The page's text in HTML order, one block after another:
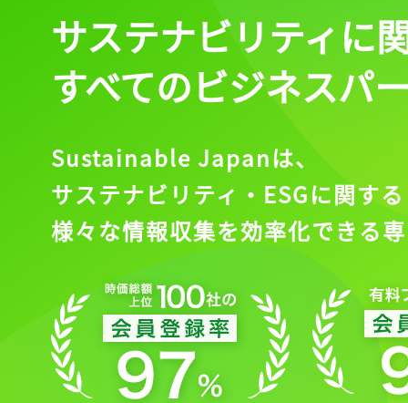
サステナビリティに
すべてのビジネスパ
Sustainable Japanは、
サステナビリティ・ESGに関する
様々な情報収集を効率化できる